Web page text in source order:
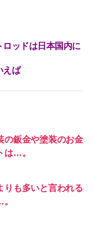
ッドは日本国内に
えば
の鈑金や塗装のお金
は…。
りも多いと言われる